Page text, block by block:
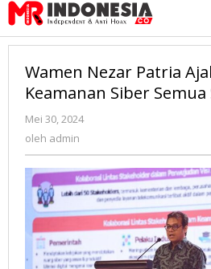
Lewati
ke
konten
Wamen Nezar Patria
Keamanan Siber
Mei 30, 2024
oleh admin